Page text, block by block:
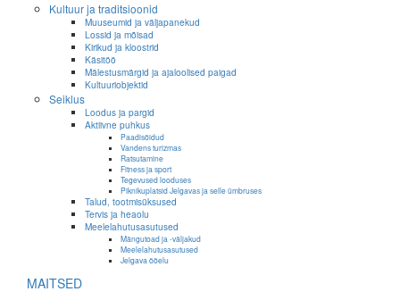
Kultuur ja traditsioonid
Muuseumid ja väljapanekud
Lossid ja mõisad
Kirikud ja kloostrid
Käsitöö
Mälestusmärgid ja ajaloolised paigad
Kultuuriobjektid
Seiklus
Loodus ja pargid
Aktiivne puhkus
Paadisõidud
Vandens turizmas
Ratsutamine
Fitness ja sport
Tegevused looduses
Piknikuplatsid Jelgavas ja selle ümbruses
Talud, tootmisüksused
Tervis ja heaolu
Meelelahutusasutused
Mängutoad ja -väljakud
Meelelahutusasutused
Jelgava ööelu
MAITSED